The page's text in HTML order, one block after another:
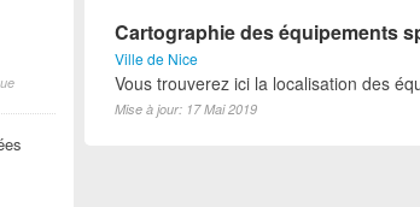
Cartographie des équipements
Ville de Nice
Vous trouverez ici la localisation des
Mise à jour: 17 Mai 2019